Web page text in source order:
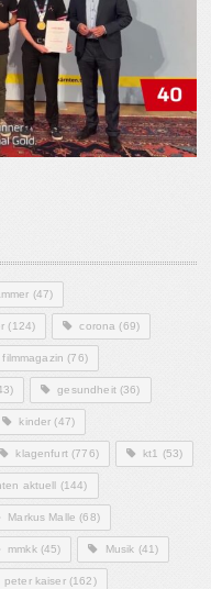
(47)
(124) corona (69)
filmmagazin (76)
gesundheit(36)
kinder (47)
klagenfurt(776) kt1 (53)
aktuell (144)
Markus Malle (68)
mmkk(45) Musik (41)
peter kaiser(162)